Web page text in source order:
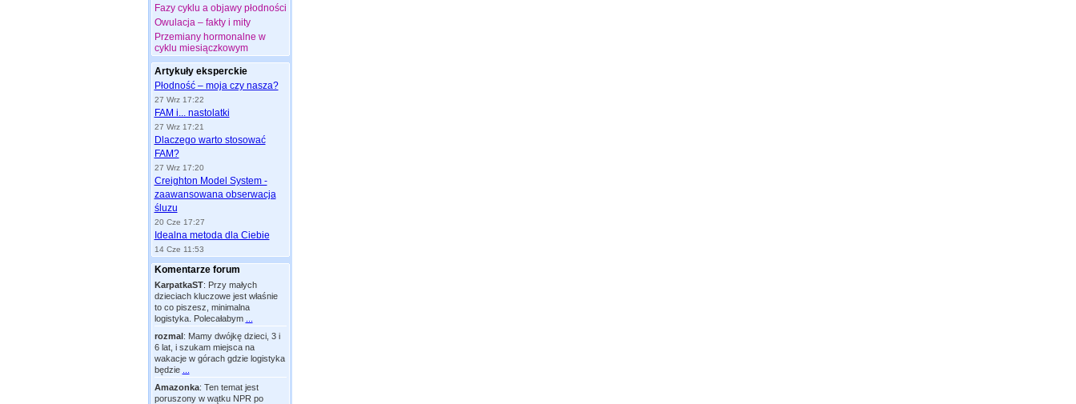
Fazy cyklu a objawy płodności
Owulacja – fakty i mity
Przemiany hormonalne w
cyklu miesiączkowym
Artykuły eksperckie
Płodność – moja czy nasza?
27 Wrz 17:22
FAM i... nastolatki
27 Wrz 17:21
Dlaczego warto stosować
FAM?
27 Wrz 17:20
Creighton Model System -
zaawansowana obserwacja
śluzu
20 Cze 17:27
Idealna metoda dla Ciebie
14 Cze 11:53
Komentarze forum
KarpatkaST: Przy małych
dzieciach kluczowe jest właśnie
to co piszesz, minimalna
logistyka. Polecałabym
rozmal: Mamy dwójkę dzieci, 3 i
6 lat, i szukam miejsca na
wakacje w górach gdzie logistyka
będzie
Amazonka: Ten temat jest
poruszony w wątku NPR po